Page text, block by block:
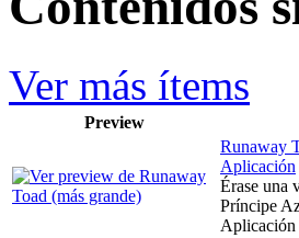
Ver más ítems
Preview
Runaway
Aplicación
Érase una
Príncipe
Aplicación